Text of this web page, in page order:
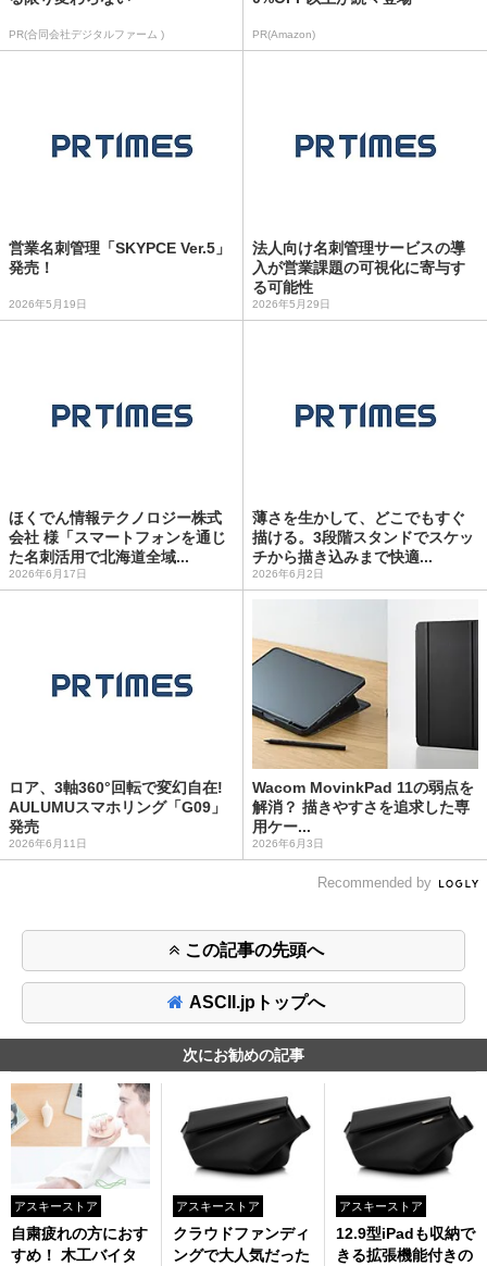
PR(合同会社デジタルファーム ) PR(Amazon)
営業名刺管理「SKYPCE Ver.5」
発売！
2026年5月19日
法人向け名刺管理サービスの導
入が営業課題の可視化に寄与す
る可能性
2026年5月29日
ほくでん情報テクノロジー株式
会社 様「スマートフォンを通じ
た名刺活用で北海道全域...
2026年6月17日
薄さを生かして、どこでもすぐ
描ける。3段階スタンドでスケッ
チから描き込みまで快適...
2026年6月2日
ロア、3軸360°回転で変幻自在!
AULUMUスマホリング「G09」
発売
2026年6月11日
Wacom MovinkPad 11の弱点を
解消？ 描きやすさを追求した専
用ケー...
2026年6月3日
Recommended by
この記事の先頭へ
ASCII.jpトップへ
次にお勧めの記事
アスキーストア
自粛疲れの方におす
すめ！ 木工バイタ
アスキーストア
クラウドファンディ
ングで大人気だった
アスキーストア
12.9型iPadも収納で
きる拡張機能付きの